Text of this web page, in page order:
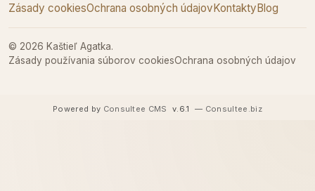
Zásady cookiesOchrana osobných údajov Kontakty Blog
© 2026 Kaštieľ Agatka.
Zásady používania súborov cookiesOchrana osobných údajov
Powered by Consultee CMS v.6.1 — Consultee.biz